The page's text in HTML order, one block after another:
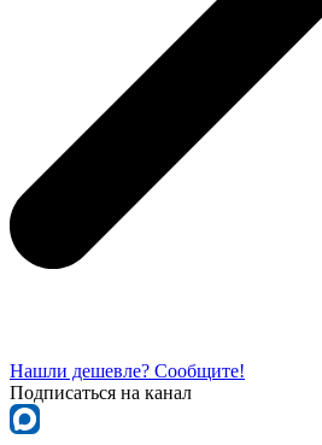
Нашли дешевле? Сообщите!
Подписаться на канал